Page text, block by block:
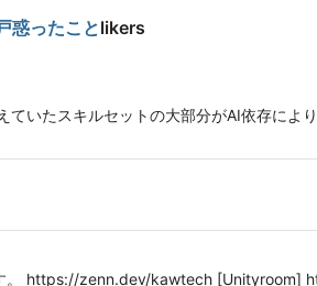
惑ったことlikers
いたスキルセットの大部分がAI依存によ
。 https://zenn.dev/kawtech